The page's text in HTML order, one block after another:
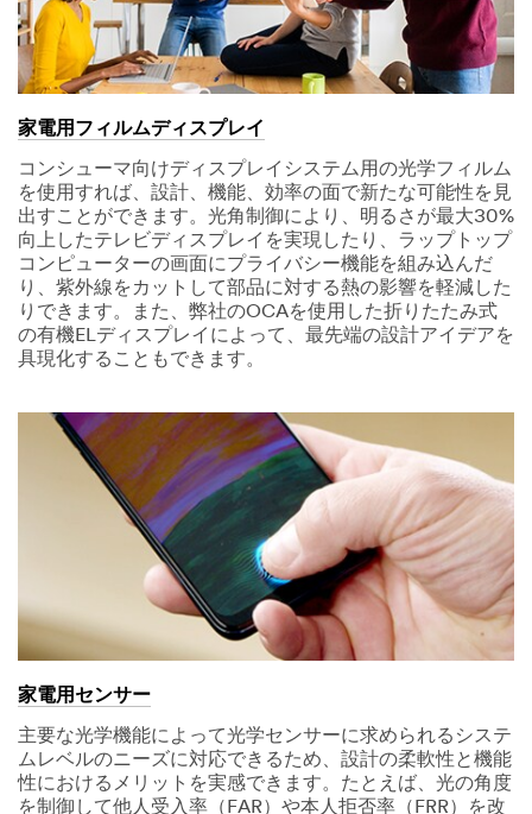
家電用フィルムディスプレイ
コンシューマ向けディスプレイシステム用の光学フィルム
を使用すれば、設計、機能、効率の面で新たな可能性を見
出すことができます。光角制御により、明るさが最大30%
向上したテレビディスプレイを実現したり、ラップトップ
コンピューターの画面にプライバシー機能を組み込んだ
り、紫外線をカットして部品に対する熱の影響を軽減した
りできます。また、弊社のOCAを使用した折りたたみ式
の有機ELディスプレイによって、最先端の設計アイデアを
具現化することもできます。
家電用センサー
主要な光学機能によって光学センサーに求められるシステ
ムレベルのニーズに対応できるため、設計の柔軟性と機能
性におけるメリットを実感できます。たとえば、光の角度
を制御して他人受入率（FAR）や本人拒否率（FRR）を改